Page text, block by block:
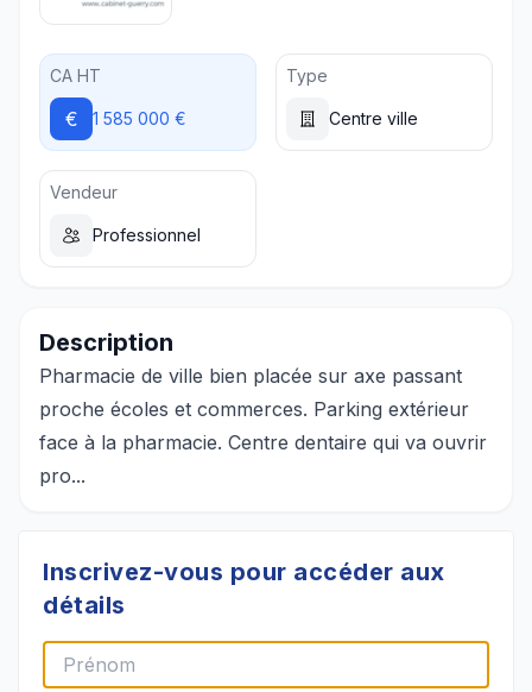
CA HT
€ 1 585 000 €
Type
Centre ville
Vendeur
Professionnel
Description
Pharmacie de ville bien placée sur axe passant
proche écoles et commerces. Parking extérieur
face à la pharmacie. Centre dentaire qui va ouvrir
pro...
Inscrivez-vous pour accéder aux
détails